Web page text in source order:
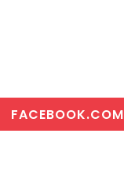
FACEBOOK.COM